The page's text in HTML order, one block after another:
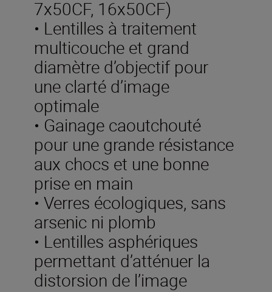
7x50CF, 16x50CF)
• Lentilles à traitement
multicouche et grand
diamètre d’objectif pour
une clarté d’image
optimale
• Gainage caoutchouté
pour une grande résistance
aux chocs et une bonne
prise en main
• Verres écologiques, sans
arsenic ni plomb
• Lentilles asphériques
permettant d’atténuer la
distorsion de l’image